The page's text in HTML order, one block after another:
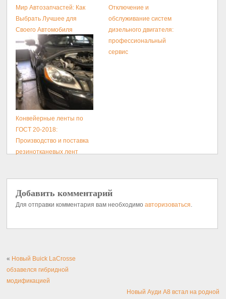
Мир Автозапчастей: Как
Выбрать Лучшее для
Своего Автомобиля
Отключение и
обслуживание систем
дизельного двигателя:
профессиональный
сервис
Конвейерные ленты по
ГОСТ 20-2018:
Производство и поставка
резинотканевых лент
Добавить комментарий
Для отправки комментария вам необходимоавторизоваться.
« Новый Buick LaCrosse
обзавелся гибридной
модификацией
Новый Ауди A8 встал на родной